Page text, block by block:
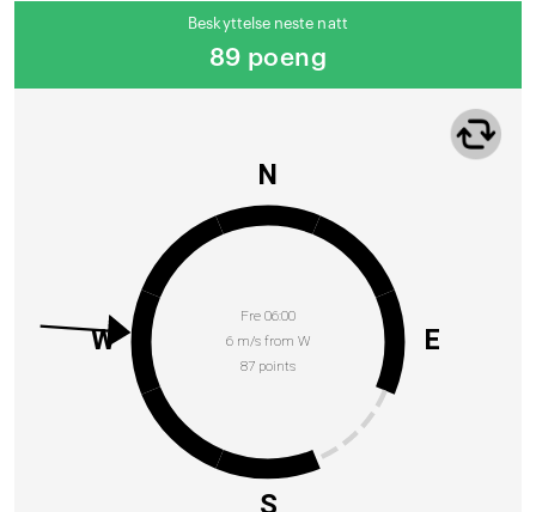
Beskyttelse neste natt
89 poeng
Fre 06:00
6 m/s from W
87 points
N
E
S
W